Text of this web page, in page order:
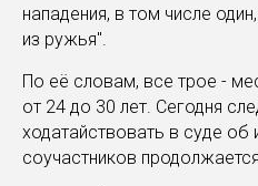
нападения, в том числе
из ружья".
По её словам, все трое -
от 24 до 30 лет. Сегодня
ходатайствовать в суде об
соучастников